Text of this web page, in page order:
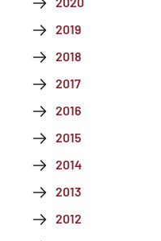
2019
2018
2017
2016
2015
2014
2013
2012